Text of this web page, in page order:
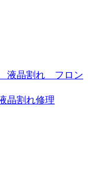
液晶割れ フロン
晶割れ修理